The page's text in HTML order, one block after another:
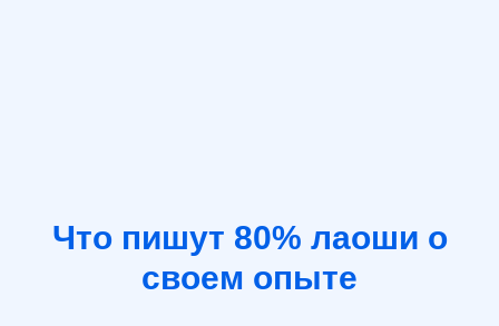
Что пишут 80% лаоши о
своем опыте